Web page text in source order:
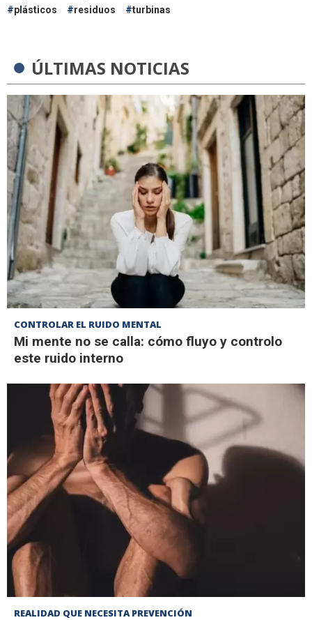
plásticos
residuos turbinas
ÚLTIMAS NOTICIAS
CONTROLAR EL RUIDO MENTAL
Mi mente no se calla: cómo fluyo y controlo
este ruido interno
REALIDAD QUE NECESITA PREVENCIÓN